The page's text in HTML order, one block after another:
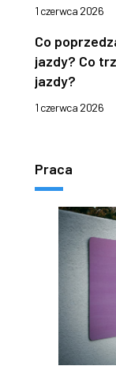
1 czerwca 2026
Co
jazdy? Co
jazdy?
1 czerwca 2026
Praca